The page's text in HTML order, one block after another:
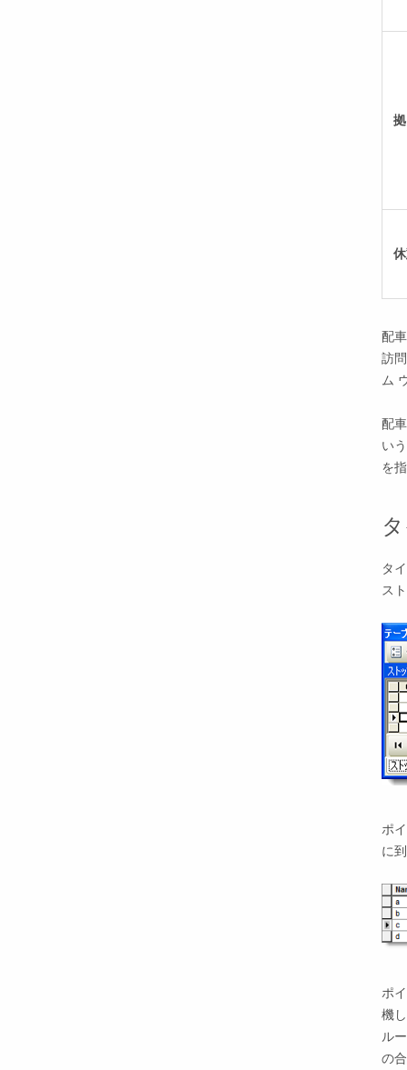
配
訪
ム
配
い
を
タ
ス
ポ
に
ポ
機
ル
の